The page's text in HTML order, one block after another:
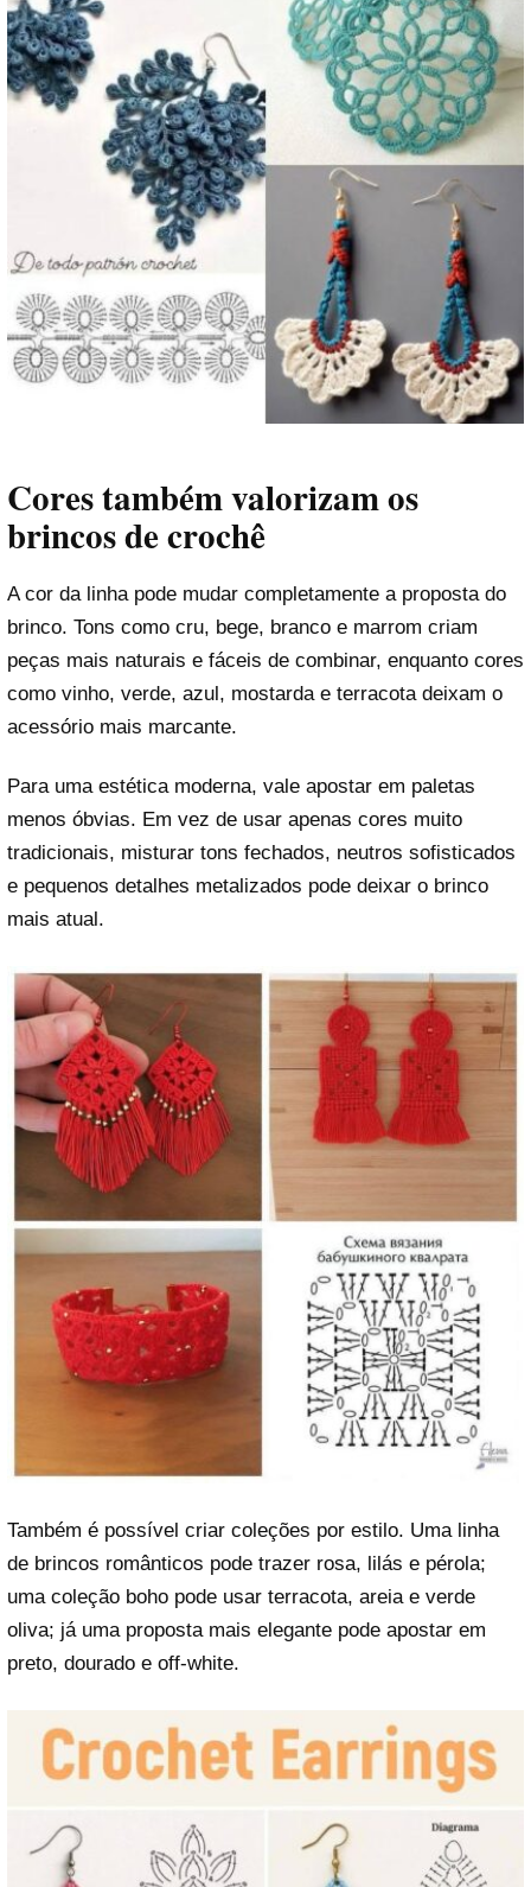
Cores também valorizam os
brincos de crochê
A cor da linha pode mudar completamente a proposta do
brinco. Tons como cru, bege, branco e marrom criam
peças mais naturais e fáceis de combinar, enquanto cores
como vinho, verde, azul, mostarda e terracota deixam o
acessório mais marcante.
Para uma estética moderna, vale apostar em paletas
menos óbvias. Em vez de usar apenas cores muito
tradicionais, misturar tons fechados, neutros sofisticados
e pequenos detalhes metalizados pode deixar o brinco
mais atual.
Também é possível criar coleções por estilo. Uma linha
de brincos românticos pode trazer rosa, lilás e pérola;
uma coleção boho pode usar terracota, areia e verde
oliva; já uma proposta mais elegante pode apostar em
preto, dourado e off-white.